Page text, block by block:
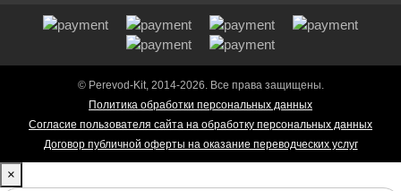
© Perevod-Kit, 2014-2026. Все права защищены.
Политика обработки персональных данных
Согласие пользователя сайта на обработку персональных данных
Договор публичной оферты на оказание переводческих услуг
×